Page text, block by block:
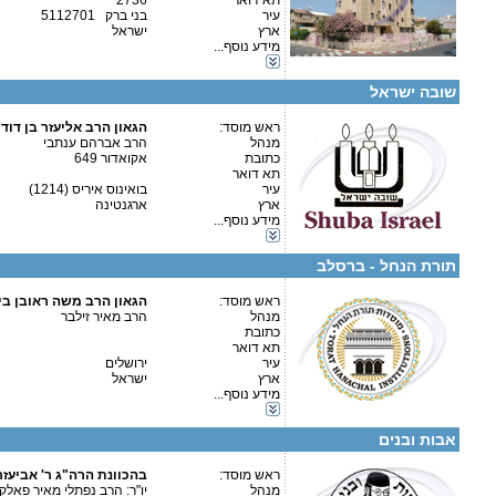
עיר
בני ברק 5112701
ארץ
ישראל
מידע נוסף...
קטגוריות:
אגודות וארגונים-יהדות
שובה ישראל
ראש מוסד:
הגאון הרב אליעזר בן
מנהל
הרב אברהם ענתבי
כתובת
אקואדור 649
תא דואר
עיר
בואינוס איריס (1214)
ארץ
ארגנטינה
מידע נוסף...
קטגוריות:
ישיבות-ישיבה קטנה
אגודות וארגונים-יהדות
אגודות וארגונים-שונות
תלמודי תורה-תלמוד תורה
בתי ספר וסמינרים-בית ספר
בתי ספר וסמינרים-סמינר
כוללים-כולל יום שלם
כוללים-בוקר / ערב
תורת הנחל - ברסלב
ראש מוסד:
הגאון הרב משה ראובן
מנהל
הרב מאיר זילבר
כתובת
תא דואר
עיר
ירושלים
ארץ
ישראל
מידע נוסף...
פרטים נוספים:
טלפון 1:
טלפון 2:
פקס
כוללים בירושלים ובחברון
קטגוריות:
אגודות וארגונים-יהדות
אבות ובנים
ראש מוסד:
בהכוונת הרה"ג ר'
מנהל
יו"ר: הרב נפתלי מאיר
טלפון 1:
טלפון 2:
איש קשר: